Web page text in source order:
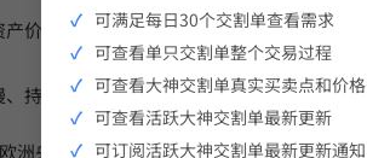
产价格下跌）
持久收缩，影响范围更广
洲央行政策影响加拿大的间接路径。
可满足每日30个交割单查看需求
可查看单只交割单整个交易过程
可查看大神交割单真实买卖点和价格
可查看活跃大神交割单最新更新
可订阅活跃大神交割单最新更新通知